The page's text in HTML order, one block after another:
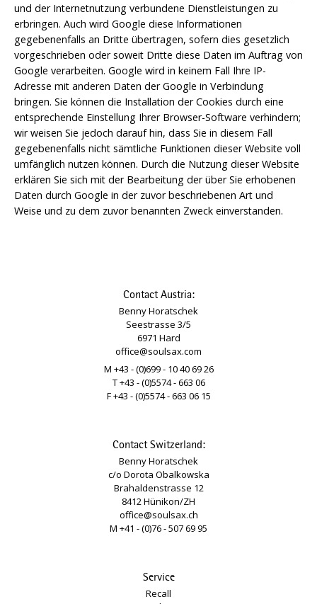
und der Internetnutzung verbundene Dienstleistungen zu
erbringen. Auch wird Google diese Informationen
gegebenenfalls an Dritte übertragen, sofern dies gesetzlich
vorgeschrieben oder soweit Dritte diese Daten im Auftrag von
Google verarbeiten. Google wird in keinem Fall Ihre IP-
Adresse mit anderen Daten der Google in Verbindung
bringen. Sie können die Installation der Cookies durch eine
entsprechende Einstellung Ihrer Browser-Software verhindern;
wir weisen Sie jedoch darauf hin, dass Sie in diesem Fall
gegebenenfalls nicht sämtliche Funktionen dieser Website voll
umfänglich nutzen können. Durch die Nutzung dieser Website
erklären Sie sich mit der Bearbeitung der über Sie erhobenen
Daten durch Google in der zuvor beschriebenen Art und
Weise und zu dem zuvor benannten Zweck einverstanden.
Contact Austria:
Benny Horatschek
Seestrasse 3/5
6971 Hard
office@soulsax.com
M +43 - (0)699 - 10 40 69 26
T +43 - (0)5574 - 663 06
F +43 - (0)5574 - 663 06 15
Contact Switzerland:
Benny Horatschek
c/o Dorota Obalkowska
Brahaldenstrasse 12
8412 Hünikon/ZH
office@soulsax.ch
M +41 - (0)76 - 507 69 95
Service
Recall